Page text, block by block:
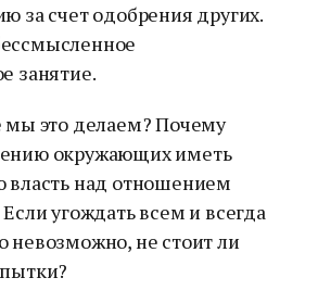
за счет одобрения других.
занятие.
мы это делаем? Почему
окружающих иметь
власть над отношением
угождать всем и всегда
невозможно, не стоит ли